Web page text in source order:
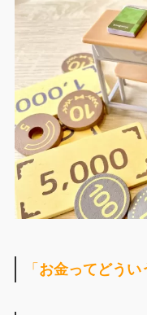
「 お金ってどうい